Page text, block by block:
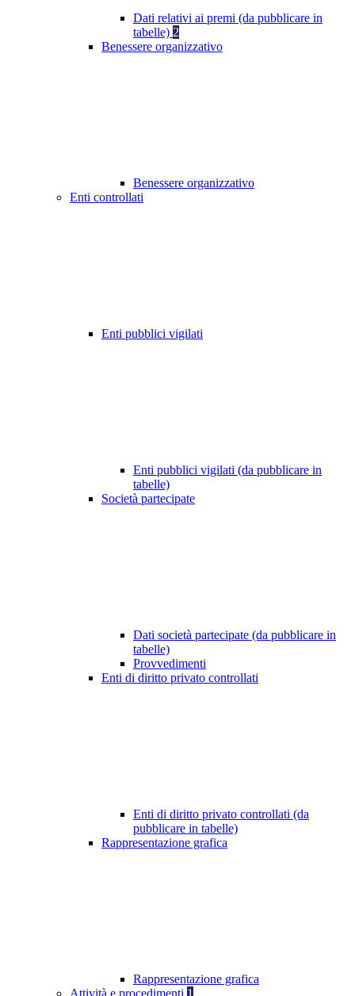
Dati relativi ai premi (da pubblicare in
tabelle) 2
Benessere organizzativo
Benessere organizzativo
Enti controllati
Enti pubblici vigilati
Enti pubblici vigilati (da pubblicare in
tabelle)
Società partecipate
Dati società partecipate (da pubblicare in
tabelle)
Provvedimenti
Enti di diritto privato controllati
Enti di diritto privato controllati (da
pubblicare in tabelle)
Rappresentazione grafica
Rappresentazione grafica